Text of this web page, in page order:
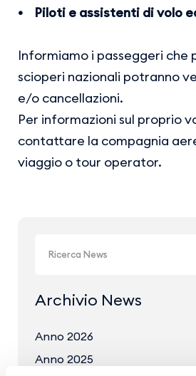
• Piloti e assistenti di volo
Informiamo i passeggeri
scioperi nazionali potranno
e/o cancellazioni.
Per informazioni sul proprio
contattare la compagnia
viaggio o tour operator.
Archivio News
Anno 2026
Anno 2025